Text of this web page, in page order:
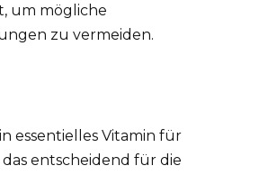
um mögliche
zu vermeiden.
essentielles Vitamin für
entscheidend für die